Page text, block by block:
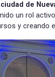
de
un rol
y creando